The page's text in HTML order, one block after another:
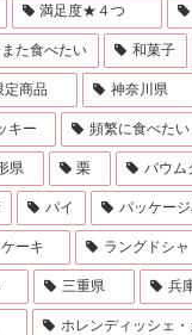
満足度★４つ
た食べたい 和菓子
定商品 神奈川県
キー 頻繁に食べたい
県 栗 バウム
パイ パッケー
ケーキ ラングドシャ
三重県 兵
ホレンディッシェ